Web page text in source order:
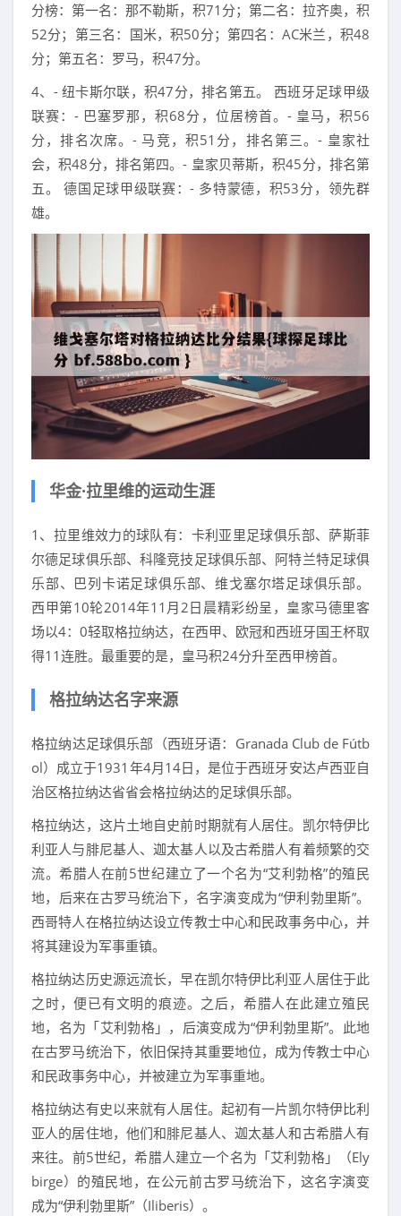
分榜：第一名：那不勒斯，积71分；第二名：拉齐奥，积
52分；第三名：国米，积50分；第四名：AC米兰，积48
分；第五名：罗马，积47分。
4、- 纽卡斯尔联，积47分，排名第五。 西班牙足球甲级
联赛：- 巴塞罗那，积68分，位居榜首。- 皇马，积56
分，排名次席。- 马竞，积51分，排名第三。- 皇家社
会，积48分，排名第四。- 皇家贝蒂斯，积45分，排名第
五。 德国足球甲级联赛：- 多特蒙德，积53分，领先群
雄。
华金·拉里维的运动生涯
1、拉里维效力的球队有：卡利亚里足球俱乐部、萨斯菲
尔德足球俱乐部、科隆竞技足球俱乐部、阿特兰特足球俱
乐部、巴列卡诺足球俱乐部、维戈塞尔塔足球俱乐部。
西甲第10轮2014年11月2日晨精彩纷呈，皇家马德里客
场以4：0轻取格拉纳达，在西甲、欧冠和西班牙国王杯取
得11连胜。最重要的是，皇马积24分升至西甲榜首。
格拉纳达名字来源
格拉纳达足球俱乐部（西班牙语：Granada Club de Fútb
ol）成立于1931年4月14日，是位于西班牙安达卢西亚自
治区格拉纳达省省会格拉纳达的足球俱乐部。
格拉纳达，这片土地自史前时期就有人居住。凯尔特伊比
利亚人与腓尼基人、迦太基人以及古希腊人有着频繁的交
流。希腊人在前5世纪建立了一个名为“艾利勃格”的殖民
地，后来在古罗马统治下，名字演变成为“伊利勃里斯”。
西哥特人在格拉纳达设立传教士中心和民政事务中心，并
将其建设为军事重镇。
格拉纳达历史源远流长，早在凯尔特伊比利亚人居住于此
之时，便已有文明的痕迹。之后，希腊人在此建立殖民
地，名为「艾利勃格」，后演变成为“伊利勃里斯”。此地
在古罗马统治下，依旧保持其重要地位，成为传教士中心
和民政事务中心，并被建立为军事重地。
格拉纳达有史以来就有人居住。起初有一片凯尔特伊比利
亚人的居住地，他们和腓尼基人、迦太基人和古希腊人有
来往。前5世纪，希腊人建立一个名为「艾利勃格」（Ely
birge）的殖民地，在公元前古罗马统治下，这名字演变
成为“伊利勃里斯”（Iliberis）。